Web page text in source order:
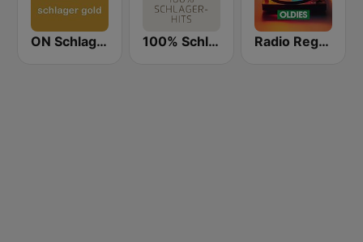
ON Schlager Gold 100% Schlager Hits Radio Regenbogen - Oldies